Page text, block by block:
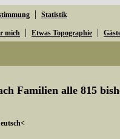
| Statistik
mich | Etwas Topographie |
Familien alle 815